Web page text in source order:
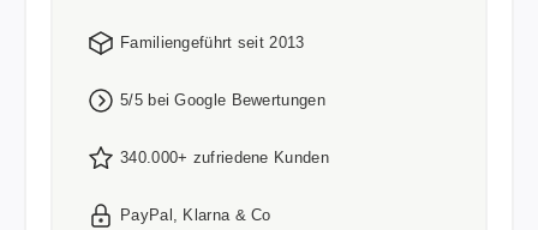
Familiengeführt seit 2013
5/5 bei Google Bewertungen
340.000+ zufriedene Kunden
PayPal, Klarna & Co